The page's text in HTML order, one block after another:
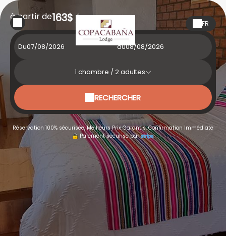
FR
à partir de163$ /nuit
Du au
1 chambre /2adultes
RECHERCHER
Réservation 100% sécurisée, Meilleurs Prix Garantis, Confirmation Immédiate
Paiement sécurisé par